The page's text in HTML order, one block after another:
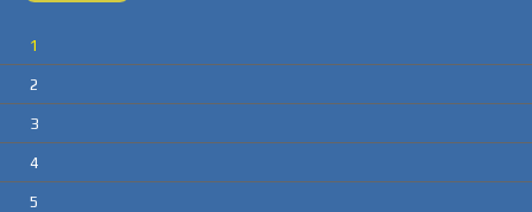
1
2
3
4
5